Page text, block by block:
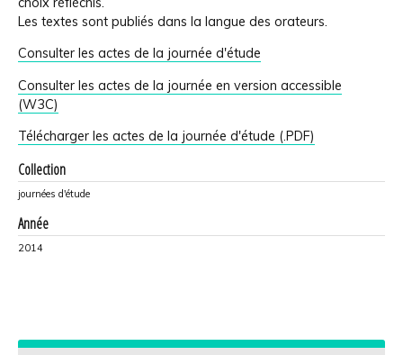
Les textes sont publiés dans la langue des orateurs.
Consulter les actes de la journée d'étude
Consulter les actes de la journée en version accessible
(W3C)
Télécharger les actes de la journée d'étude (.PDF)
Collection
journées d'étude
Année
2014